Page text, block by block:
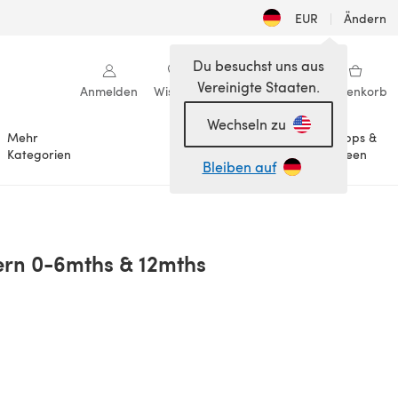
EUR | Ändern
Anmelden Wishlist Meine Bibliothek Warenkorb
Mehr
Kategorien
Anlässe
Tipps &
Ideen
Du besuchst uns aus
Vereinigte Staaten.
Wechseln zu
Bleiben auf
0-6mths & 12mths